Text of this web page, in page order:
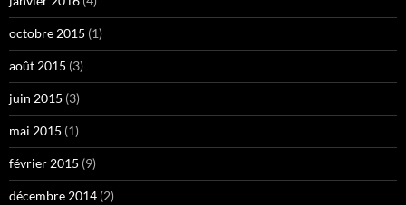
octobre 2015 (1)
août 2015 (3)
juin 2015 (3)
mai 2015 (1)
février 2015 (9)
décembre 2014 (2)